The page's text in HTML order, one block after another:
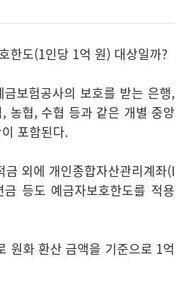
한도(1인당 1억 원) 대상일까?
보험공사의 보호를 받는 은행,
농협, 수협 등과 같은 개별 중앙
포함된다.
금 외에 개인종합자산관리계좌(I
등도 예금자보호한도를 적용
원화 환산 금액을 기준으로 1억